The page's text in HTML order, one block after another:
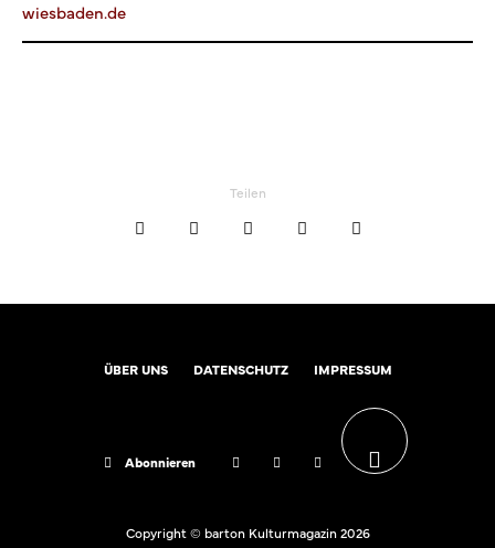
wiesbaden.de
Teilen
ÜBER UNS DATENSCHUTZ IMPRESSUM
Abonnieren
Copyright © barton Kulturmagazin 2026